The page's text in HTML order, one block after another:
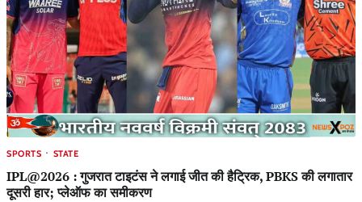
SPORTS STATE
IPL@2026 : गुजरात टाइटंस ने लगाई जीत की हैट्रिक, PBKS की लगातार
दूसरी हार; प्लेऑफ का समीकरण